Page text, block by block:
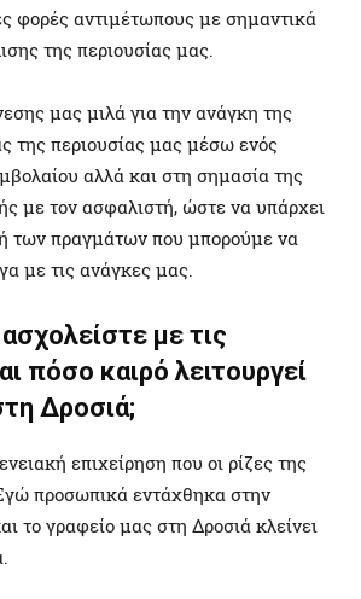
φορές αντιμέτωπους με σημαντικά
της περιουσίας μας.
μας μιλά για την ανάγκη της
της περιουσίας μας μέσω ενός
αλλά και στη σημασία της
με τον ασφαλιστή, ώστε να υπάρχει
των πραγμάτων που μπορούμε να
με τις ανάγκες μας.
με τις
πόσο καιρό λειτουργεί
Δροσιά;
επιχείρηση που οι ρίζες της
προσωπικά εντάχθηκα στην
το γραφείο μας στη Δροσιά κλείνει